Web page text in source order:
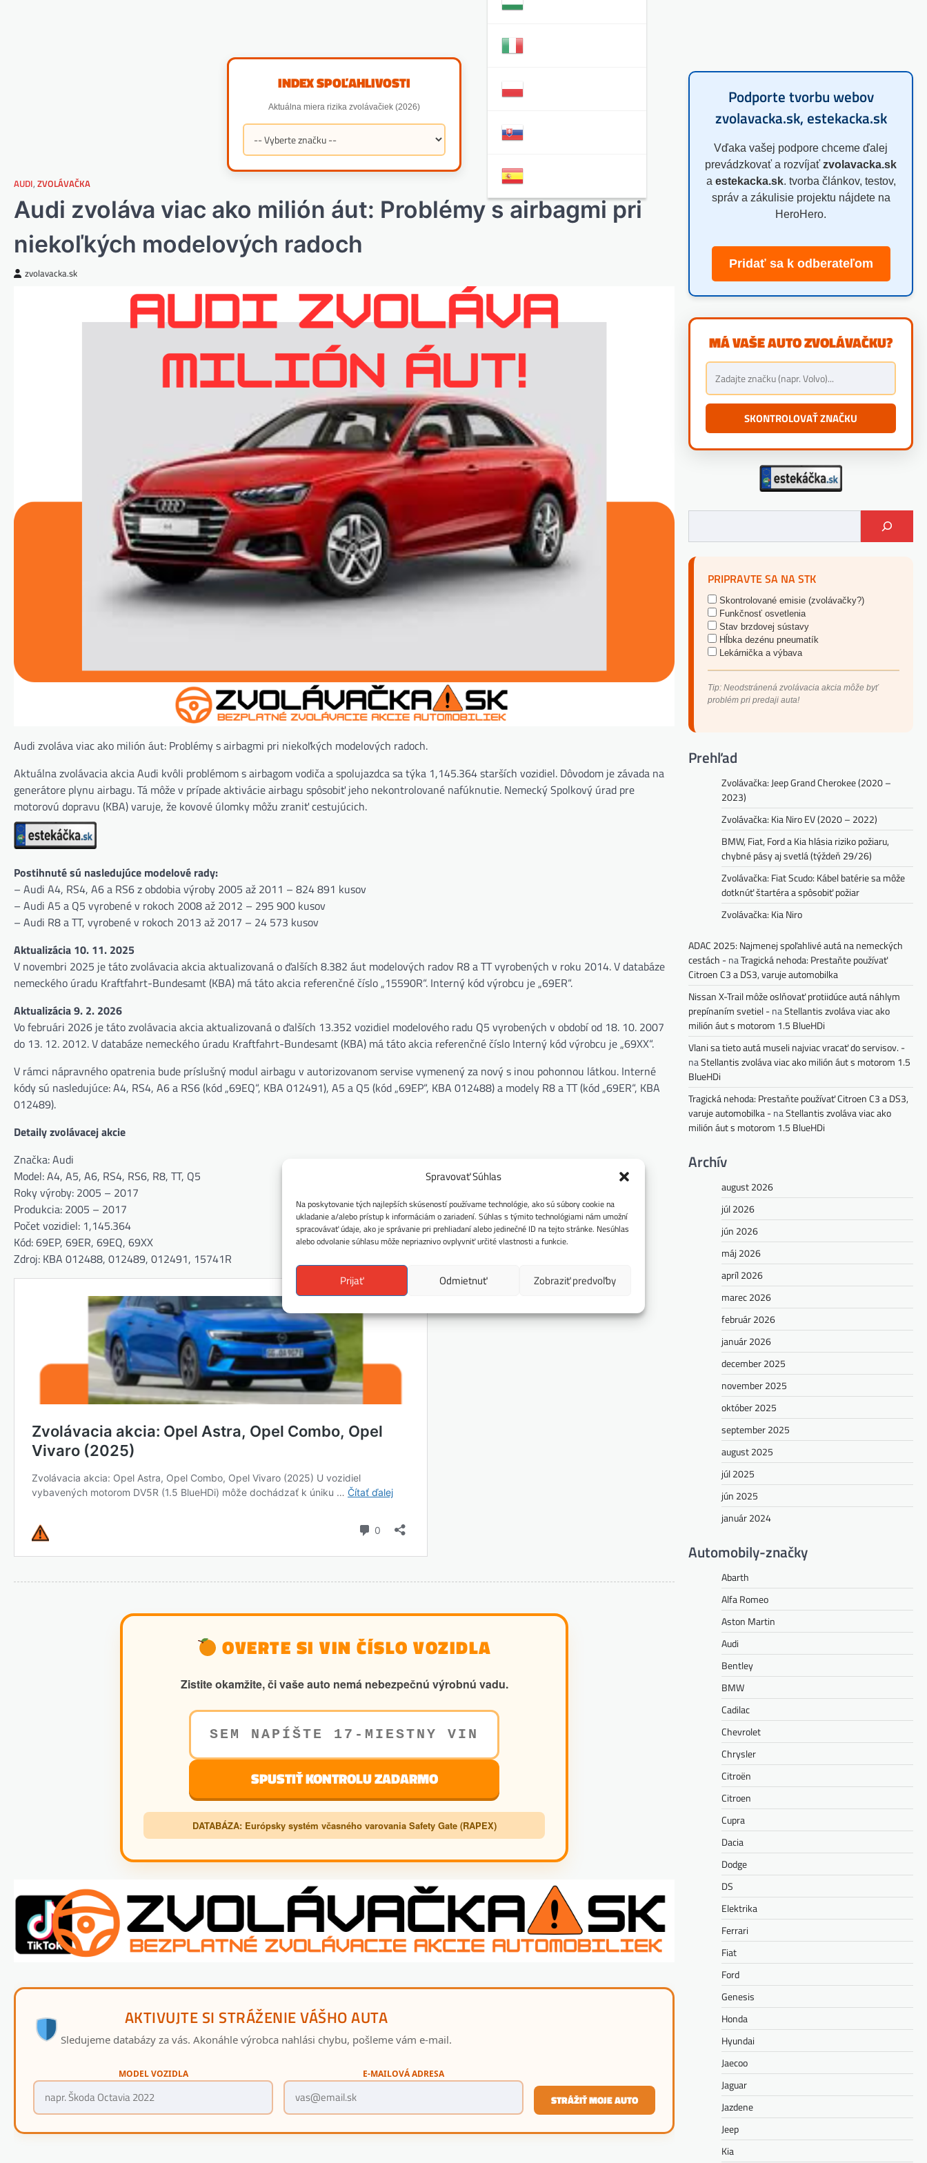
Spravovať Súhlas
Na poskytovanie tých najlepších skúseností používame technológie, ako sú súbory cookie na
ukladanie a/alebo prístup k informáciám o zariadení. Súhlas s týmito technológiami nám umožní
spracovávať údaje, ako je správanie pri prehliadaní alebo jedinečné ID na tejto stránke. Nesúhlas
alebo odvolanie súhlasu môže nepriaznivo ovplyvniť určité vlastnosti a funkcie.
Prijať Odmietnuť Zobraziť predvoľby
INDEX SPOĽAHLIVOSTI
Aktuálna miera rizika zvolávačiek (2026)
AUDI, ZVOLÁVAČKA
Audi zvoláva viac ako milión áut: Problémy s airbagmi pri
niekoľkých modelových radoch
zvolavacka.sk
Audi zvoláva viac ako milión áut: Problémy s airbagmi pri niekoľkých modelových radoch.
Aktuálna zvolávacia akcia Audi kvôli problémom s airbagom vodiča a spolujazdca sa týka 1,145.364 starších vozidiel. Dôvodom je závada na
generátore plynu airbagu. Tá môže v prípade aktivácie airbagu spôsobiť jeho nekontrolované nafúknutie. Nemecký Spolkový úrad pre
motorovú dopravu (KBA) varuje, že kovové úlomky môžu zraniť cestujúcich.
Postihnuté sú nasledujúce modelové rady:
– Audi A4, RS4, A6 a RS6 z obdobia výroby 2005 až 2011 – 824 891 kusov
– Audi A5 a Q5 vyrobené v rokoch 2008 až 2012 – 295 900 kusov
– Audi R8 a TT, vyrobené v rokoch 2013 až 2017 – 24 573 kusov
Aktualizácia 10. 11. 2025
V novembri 2025 je táto zvolávacia akcia aktualizovaná o ďalších 8.382 áut modelových radov R8 a TT vyrobených v roku 2014. V databáze
nemeckého úradu Kraftfahrt-Bundesamt (KBA) má táto akcia referenčné číslo „15590R“. Interný kód výrobcu je „69ER“.
Aktualizácia 9. 2. 2026
Vo februári 2026 je táto zvolávacia akcia aktualizovaná o ďalších 13.352 vozidiel modelového radu Q5 vyrobených v období od 18. 10. 2007
do 13. 12. 2012. V databáze nemeckého úradu Kraftfahrt-Bundesamt (KBA) má táto akcia referenčné číslo Interný kód výrobcu je „69XX“.
V rámci nápravného opatrenia bude príslušný modul airbagu v autorizovanom servise vymenený za nový s inou pohonnou látkou. Interné
kódy sú nasledujúce: A4, RS4, A6 a RS6 (kód „69EQ“, KBA 012491), A5 a Q5 (kód „69EP“, KBA 012488) a modely R8 a TT (kód „69ER“, KBA
012489).
Detaily zvolávacej akcie
Značka: Audi
Model: A4, A5, A6, RS4, RS6, R8, TT, Q5
Roky výroby: 2005 – 2017
Produkcia: 2005 – 2017
Počet vozidiel: 1,145.364
Kód: 69EP, 69ER, 69EQ, 69XX
Zdroj: KBA 012488, 012489, 012491, 15741R
OVERTE SI VIN ČÍSLO VOZIDLA
Zistite okamžite, či vaše auto nemá nebezpečnú výrobnú vadu.
SPUSTIŤ KONTROLU ZADARMO
DATABÁZA: Európsky systém včasného varovania Safety Gate (RAPEX)
AKTIVUJTE SI STRÁŽENIE VÁŠHO AUTA
Sledujeme databázy za vás. Akonáhle výrobca nahlási chybu, pošleme vám e-mail.
MODEL VOZIDLA E-MAILOVÁ ADRESA
STRÁŽIŤ MOJE AUTO
Podporte tvorbu webov
zvolavacka.sk, estekacka.sk
Vďaka vašej podpore chceme ďalej
prevádzkovať a rozvíjať zvolavacka.sk
a estekacka.sk. tvorba článkov, testov,
správ a zákulisie projektu nájdete na
HeroHero.
Pridať sa k odberateľom
MÁ VAŠE AUTO ZVOLÁVAČKU?
SKONTROLOVAŤ ZNAČKU
PRIPRAVTE SA NA STK
Skontrolované emisie (zvolávačky?)
Funkčnosť osvetlenia
Stav brzdovej sústavy
Hĺbka dezénu pneumatík
Lekárnička a výbava
Tip: Neodstránená zvolávacia akcia môže byť
problém pri predaji auta!
Prehľad
Zvolávačka: Jeep Grand Cherokee (2020 –
2023)
Zvolávačka: Kia Niro EV (2020 – 2022)
BMW, Fiat, Ford a Kia hlásia riziko požiaru,
chybné pásy aj svetlá (týždeň 29/26)
Zvolávačka: Fiat Scudo: Kábel batérie sa môže
dotknúť štartéra a spôsobiť požiar
Zvolávačka: Kia Niro
ADAC 2025: Najmenej spoľahlivé autá na nemeckých
cestách -naTragická nehoda: Prestaňte používať
Citroen C3 a DS3, varuje automobilka
Nissan X-Trail môže oslňovať protiidúce autá náhlym
prepínaním svetiel -naStellantis zvoláva viac ako
milión áut s motorom 1.5 BlueHDi
Vlani sa tieto autá museli najviac vracať do servisov. -
naStellantis zvoláva viac ako milión áut s motorom 1.5
BlueHDi
Tragická nehoda: Prestaňte používať Citroen C3 a DS3,
varuje automobilka -naStellantis zvoláva viac ako
milión áut s motorom 1.5 BlueHDi
Archív
august 2026
júl 2026
jún 2026
máj 2026
apríl 2026
marec 2026
február 2026
január 2026
december 2025
november 2025
október 2025
september 2025
august 2025
júl 2025
jún 2025
január 2024
Automobily-značky
Abarth
Alfa Romeo
Aston Martin
Audi
Bentley
BMW
Cadilac
Chevrolet
Chrysler
Citroën
Citroen
Cupra
Dacia
Dodge
DS
Elektrika
Ferrari
Fiat
Ford
Genesis
Honda
Hyundai
Jaecoo
Jaguar
Jazdene
Jeep
Kia